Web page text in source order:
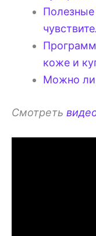
коже и
Можно ли
Смотреть